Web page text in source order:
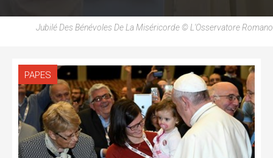
Jubilé Des Bénévoles De La Miséricorde © L'Osservatore Romano
PAPES